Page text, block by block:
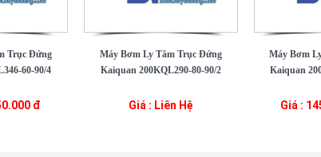
Trục Đứng
60-90/4
đ
Máy Bơm Ly Tâm Trục Đứng
Kaiquan 200KQL290-80-90/2
Giá : Liên Hệ
Máy Bơm
Kaiquan
Giá :